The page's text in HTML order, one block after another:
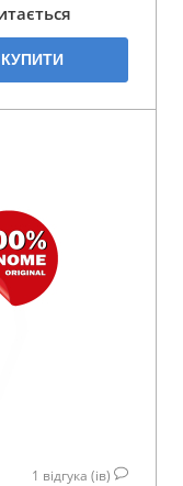
КУПИТИ
1 відгука (ів)